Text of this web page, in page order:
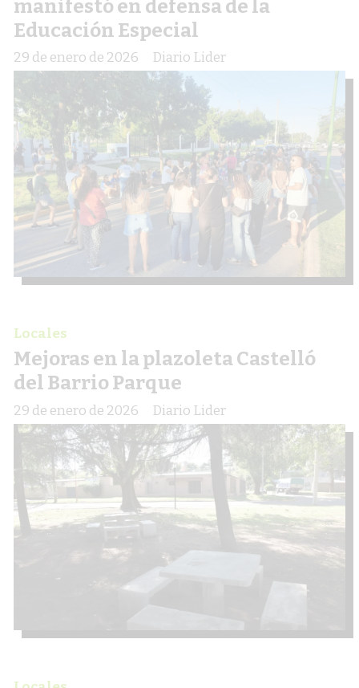
manifestó en defensa de la
Educación Especial
Diario Lider
29 de enero de 2026
Mejoras en la plazoleta Castelló
del Barrio Parque
Diario Lider
Locales
29 de enero de 2026